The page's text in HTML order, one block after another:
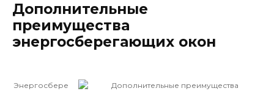
Дополнительные
преимущества
энергосберегающих окон
Энергосбере